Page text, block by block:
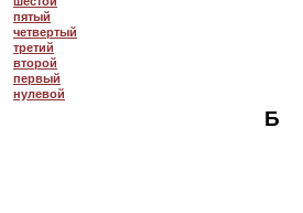
пятый
четвертый
третий
второй
первый
нулевой
Б